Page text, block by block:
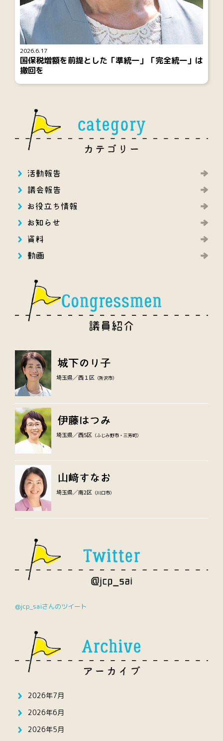
2026.6.17
国保税増額を前提とした「準統一」「完全統一」は
撤回を
埼玉県／西１区 （所沢市）
埼玉県／西5区 （ふじみ野市・三芳町）
埼玉県／南2区 （川口市）
@jcp_saiさんのツイート
2026年7月
2026年6月
2026年5月